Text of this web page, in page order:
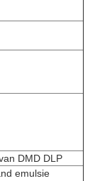
DMD DLP
emulsie